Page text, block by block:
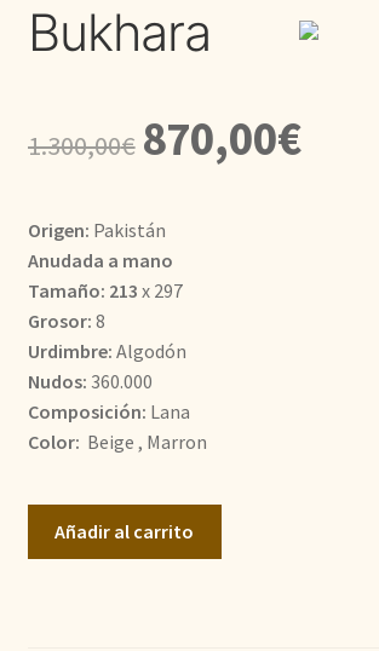
Pasillo
Bukhara
1.300,00€
El
precio
era:
1.300,00€.
870,00€El
Origen: Pakistán
Anudada a mano
Tamaño: 213 x 297
Grosor: 8
Urdimbre: Algodón
Nudos: 360.000
Composición: Lana
Color: Beige , Marron
Añadir al carrito